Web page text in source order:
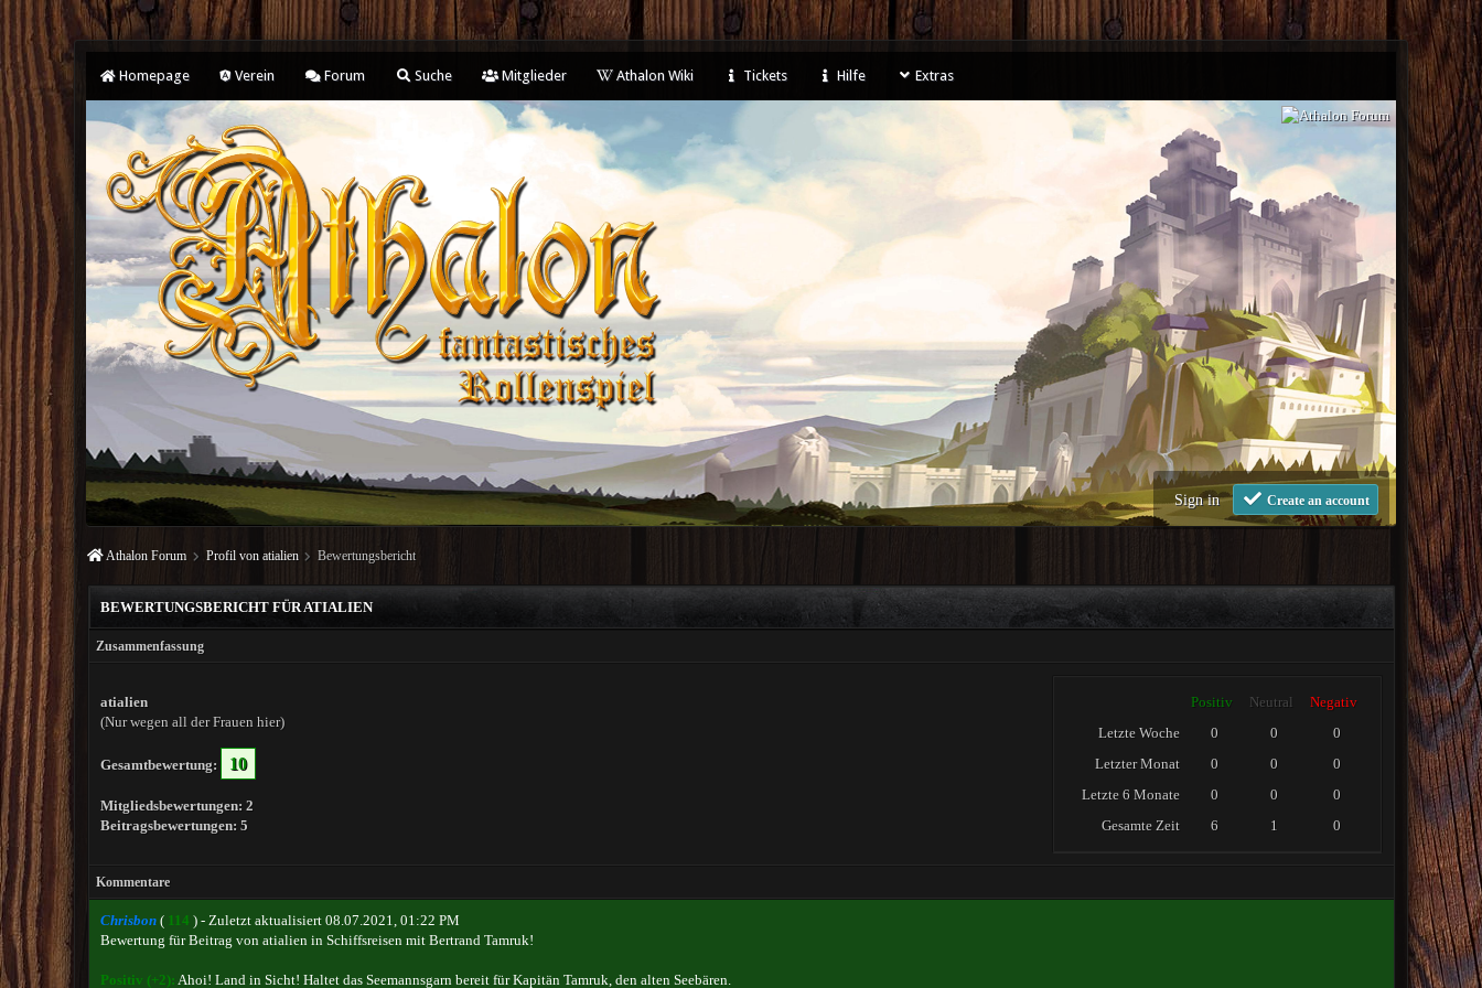
Homepage Verein Forum Suche Mitglieder Athalon Wiki Tickets Hilfe Extras
Sign in Create an account
Athalon Forum Profil von atialien Bewertungsbericht
BEWERTUNGSBERICHT FÜR ATIALIEN
Zusammenfassung
atialien
(Nur wegen all der Frauen hier)
Gesamtbewertung: 10
Mitgliedsbewertungen: 2
Beitragsbewertungen: 5
Positiv Neutral
Negativ
Letzte Woche
0 0
0
Letzter Monat
0 0
0
Letzte 6 Monate
0 0
0
Gesamte Zeit
6 1 0
Kommentare
Chrisbon ( 114 ) - Zuletzt aktualisiert 08.07.2021, 01:22 PM
Bewertung fürBeitrag von atialienin Schiffsreisen mit Bertrand Tamruk!
Positiv (+2): Ahoi! Land in Sicht! Haltet das Seemannsgarn bereit für Kapitän Tamruk, den alten Seebären.